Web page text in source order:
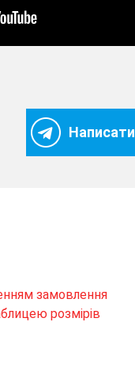
замовлення
розмірів